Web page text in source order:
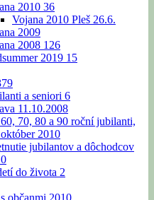
2010 36
Vojana 2010 Pleš 26.6.
2009
2008 126
2019 15
a seniori 6
11.10.2008
70, 80 a 90 roční jubilanti,
2010
jubilantov a dôchodcov
do života 2
občanmi 2010